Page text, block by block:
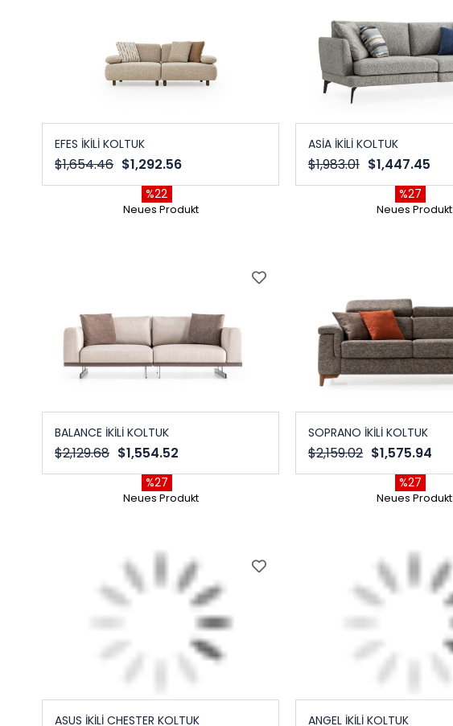
EFES İKİLİ KOLTUK
$1,292.56
$1,654.46
%22
Neues Produkt
ASİA İKİLİ KOLTUK
$1,447.45
$1,983.01
%27
Neues Produkt
BALANCE İKİLİ KOLTUK
$1,554.52
$2,129.68
%27
Neues Produkt
SOPRANO İKİLİ KOLTUK
$1,575.94
$2,159.02
%27
Neues Produkt
ASUS İKİLİ CHESTER KOLTUK ANGEL İKİLİ KOLTUK